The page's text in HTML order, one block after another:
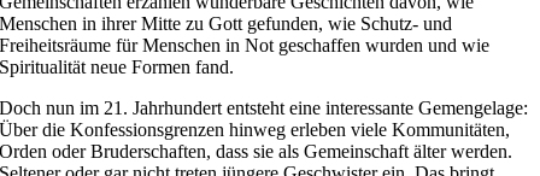
Menschen in ihrer Mitte zu Gott gefunden, wie Schutz- und
Freiheitsräume für Menschen in Not geschaffen wurden und wie
Spiritualität neue Formen fand.
Doch nun im 21. Jahrhundert entsteht eine interessante Gemengelage:
Über die Konfessionsgrenzen hinweg erleben viele Kommunitäten,
Orden oder Bruderschaften, dass sie als Gemeinschaft älter werden.